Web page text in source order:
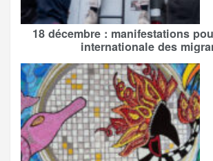
18 décembre : manifestations
internationale des